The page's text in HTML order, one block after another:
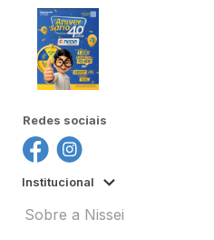
Redes sociais
Institucional
Sobre a Nissei